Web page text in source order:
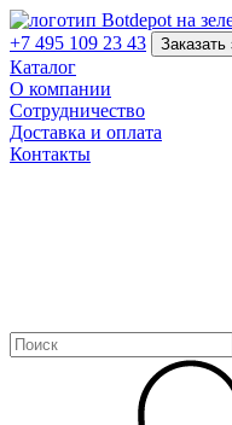
+7 495 109 23 43 Заказать
Каталог
О компании
Сотрудничество
Доставка и оплата
Контакты